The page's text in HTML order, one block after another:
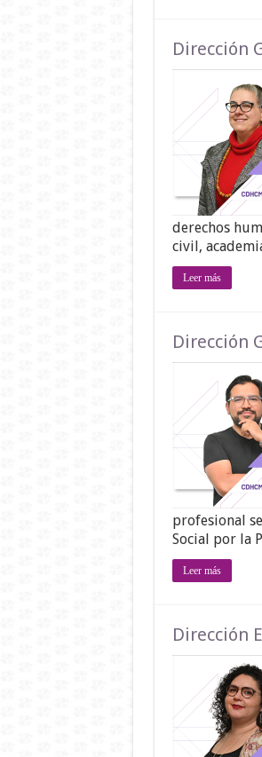
Dirección
derechos
civil,
Leer más
Dirección
profesional
Social por la
Leer más
Dirección